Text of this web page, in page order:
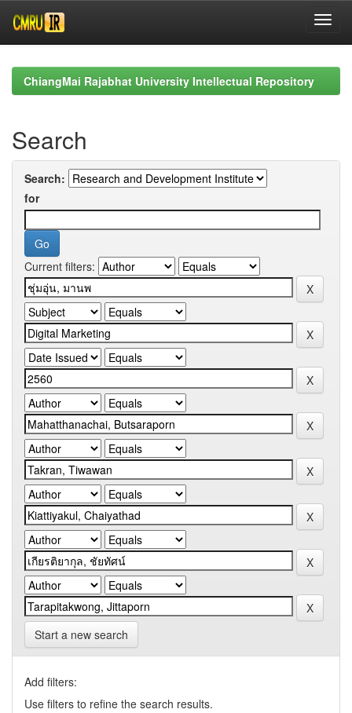
navigationChiangMai Rajabhat University Intellectual Repository
Search
Search:
for
Current filters:
Start a new search
Add filters:
Use filters to refine the search results.